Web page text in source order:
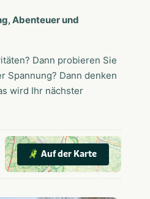
Abenteuer und
Dann probieren Sie
Spannung? Dann denken
wird Ihr nächster
Auf der Karte